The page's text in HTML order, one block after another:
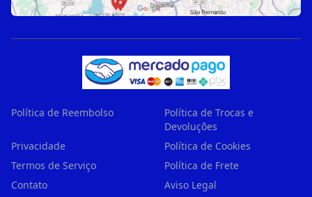
Política de Reembolso
Política de Trocas e
Devoluções
Privacidade
Política de Cookies
Termos de Serviço
Política de Frete
Contato
Aviso Legal